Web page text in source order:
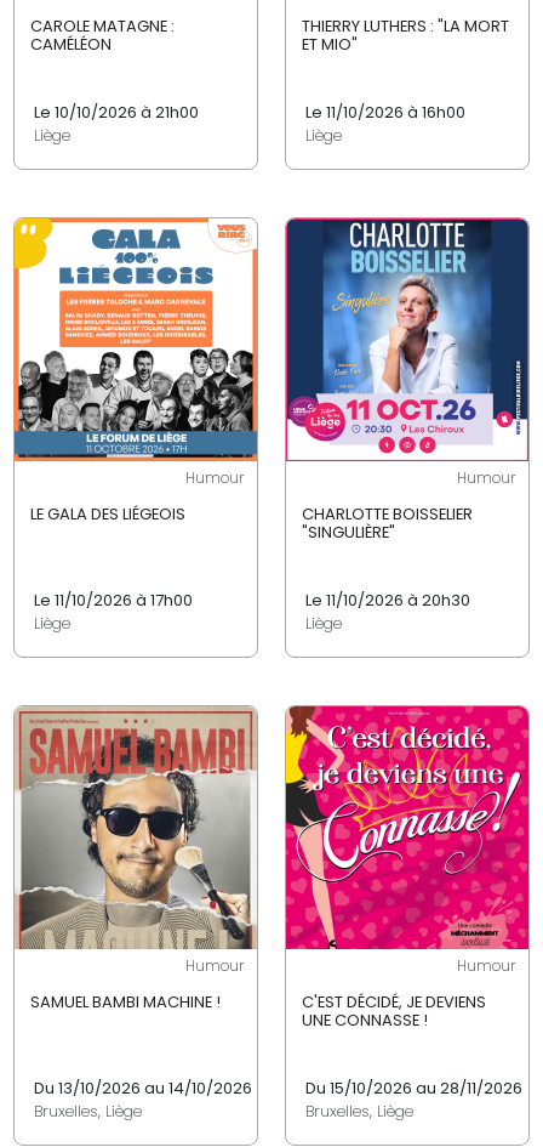
CAROLE MATAGNE :
CAMÉLÉON
Le 10/10/2026 à 21h00
Liège
THIERRY LUTHERS : "LA MORT
ET MIO"
Le 11/10/2026 à 16h00
Liège
Humour
LE GALA DES LIÉGEOIS
Le 11/10/2026 à 17h00
Liège
Humour
CHARLOTTE BOISSELIER
"SINGULIÈRE"
Le 11/10/2026 à 20h30
Liège
Humour
SAMUEL BAMBI MACHINE !
Du 13/10/2026 au 14/10/2026
Bruxelles, Liège
Humour
C'EST DÉCIDÉ, JE DEVIENS
UNE CONNASSE !
Du 15/10/2026 au 28/11/2026
Bruxelles, Liège